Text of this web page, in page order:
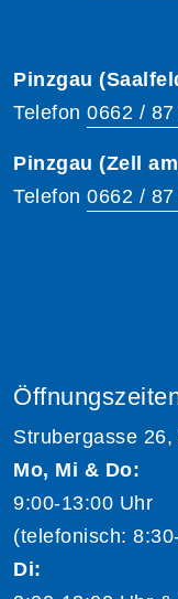
Pinzgau
Telefon 0662 /
Pinzgau (Zell
Telefon 0662 /
Strubergasse
Mo, Mi & Do:
9:00-13:00 Uhr
(telefonisch:
Di: